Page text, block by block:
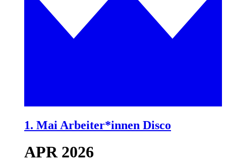
1. Mai Arbeiter*innen Disco
APR 2026